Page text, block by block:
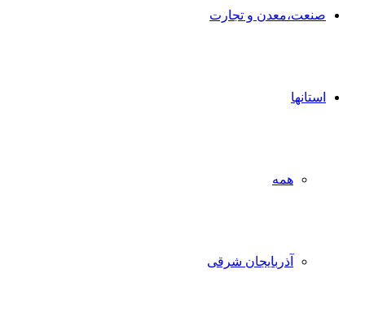
صنعت،معدن و تجارت
استانها
همه
آذربایجان شرقی